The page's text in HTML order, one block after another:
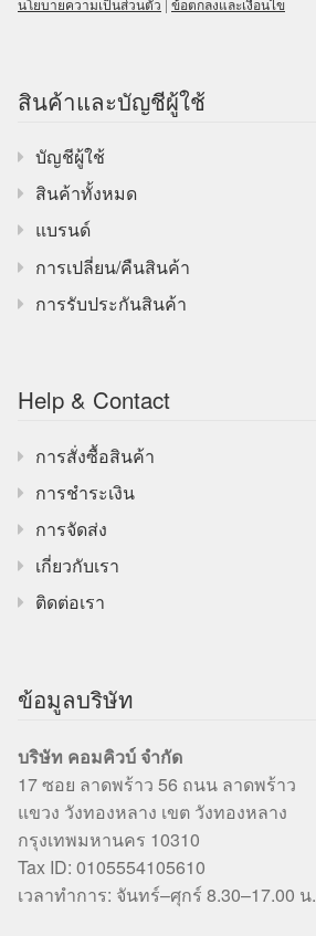
นโยบายความเป็นส่วนตัว | ข้อตกลงและเงื่อนไข
สินค้าและบัญชีผู้ใช้
บัญชีผู้ใช้
สินค้าทั้งหมด
แบรนด์
การเปลี่ยน/คืนสินค้า
การรับประกันสินค้า
Help & Contact
การสั่งซื้อสินค้า
การชำระเงิน
การจัดส่ง
เกี่ยวกับเรา
ติดต่อเรา
ข้อมูลบริษัท
บริษัท คอมคิวบ์ จำกัด
17 ซอย ลาดพร้าว 56 ถนน ลาดพร้าว
แขวง วังทองหลาง เขต วังทองหลาง
กรุงเทพมหานคร 10310
Tax ID: 0105554105610
เวลาทำการ: จันทร์–ศุกร์ 8.30–17.00 น.